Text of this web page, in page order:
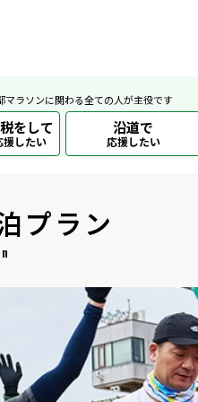
ラソンに関わる全ての人が主役です
をして
援したい
沿道で
応援したい
プラン